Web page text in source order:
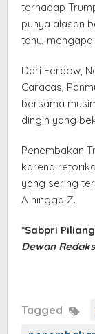
terhadap
punya alasan
tahu,
Dari Ferdow,
Caracas,
bersama
dingin yang
Penembakan
karena
yang sering
A hingga Z.
*Sabpri
Dewan
Tagged